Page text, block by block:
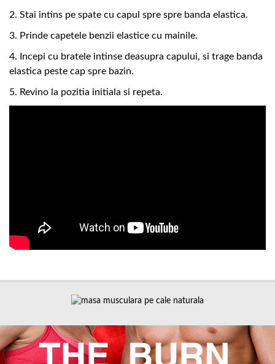
2. Stai intins pe spate cu capul spre spre banda elastica.
3. Prinde capetele benzii elastice cu mainile.
4. Incepi cu bratele intinse deasupra capului, si trage banda
elastica peste cap spre bazin.
5. Revino la pozitia initiala si repeta.